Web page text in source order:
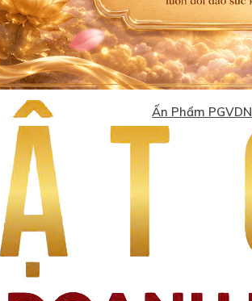
Ấn Phẩm PGVDN